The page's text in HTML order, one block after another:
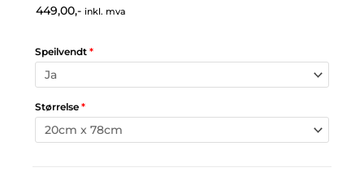
449,00,- inkl. mva
Speilvendt *
Størrelse *